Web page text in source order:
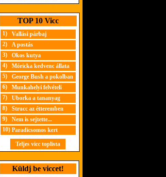
TOP 10 Vicc
1)
Vallási párbaj
2)
A postás
3)
Okos kutya
4)
Móricka kedvenc állata
5)
George Bush a pokolban
6)
Munkahelyi felvételi
7)
Uborka a tananyag
8)
Strucc az étteremben
9)
Nem is sejtette...
10) Paradicsomos kert
Teljes vicc toplista
Küldj be viccet!